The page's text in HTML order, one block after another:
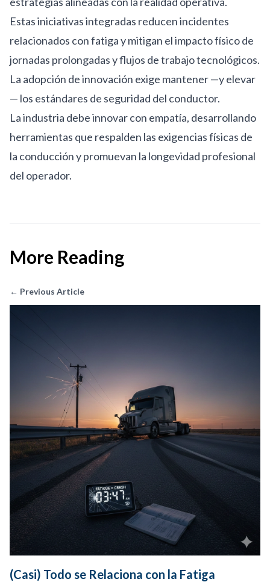
Estas iniciativas integradas reducen incidentes
relacionados con fatiga y mitigan el impacto físico de
jornadas prolongadas y flujos de trabajo tecnológicos.
La adopción de innovación exige mantener —y elevar
— los estándares de seguridad del conductor.
La industria debe innovar con empatía, desarrollando
herramientas que respalden las exigencias físicas de
la conducción y promuevan la longevidad profesional
del operador.
More Reading
← Previous Article
(Casi) Todo se Relaciona con la Fatiga